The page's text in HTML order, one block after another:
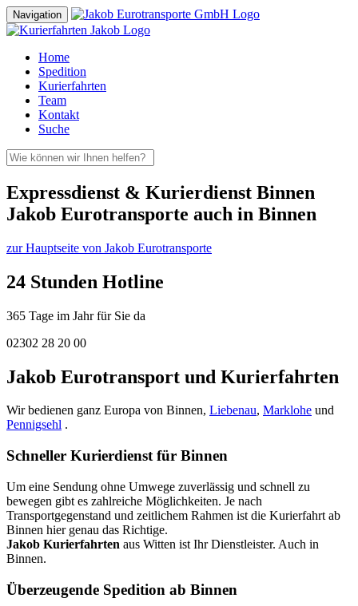
Navigation
Home
Spedition
Kurierfahrten
Team
Kontakt
Suche
Expressdienst & Kurierdienst Binnen
Jakob Eurotransporte auch in Binnen
zur Hauptseite von Jakob Eurotransporte
24 Stunden Hotline
365 Tage im Jahr für Sie da
02302 28 20 00
Jakob Eurotransport und Kurierfahrten
Wir bedienen ganz Europa von Binnen, Liebenau, Marklohe und
Pennigsehl .
Schneller Kurierdienst für Binnen
Um eine Sendung ohne Umwege zuverlässig und schnell zu
bewegen gibt es zahlreiche Möglichkeiten. Je nach
Transportgegenstand und zeitlichem Rahmen ist die Kurierfahrt ab
Binnen hier genau das Richtige.
Jakob Kurierfahrten aus Witten ist Ihr Dienstleister. Auch in
Binnen.
Überzeugende Spedition ab Binnen